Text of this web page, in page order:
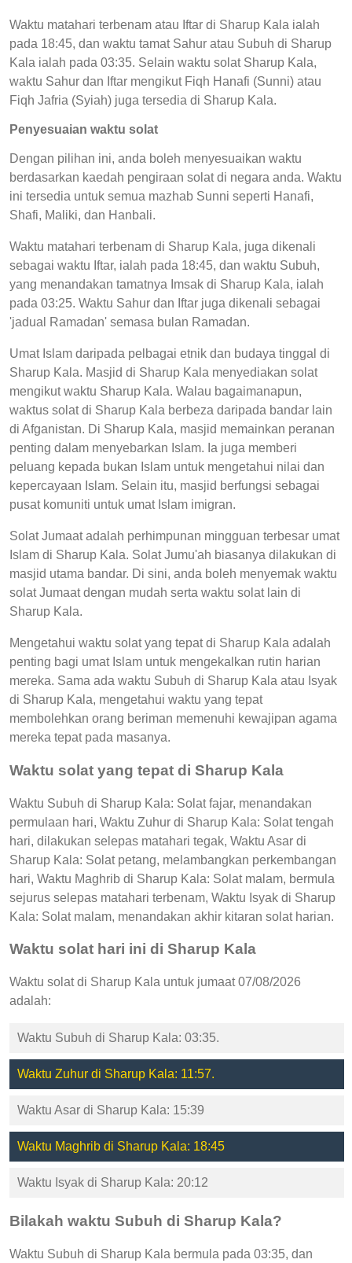
Waktu matahari terbenam atau Iftar di Sharup Kala ialah
pada 18:45, dan waktu tamat Sahur atau Subuh di Sharup
Kala ialah pada 03:35. Selain waktu solat Sharup Kala,
waktu Sahur dan Iftar mengikut Fiqh Hanafi (Sunni) atau
Fiqh Jafria (Syiah) juga tersedia di Sharup Kala.
Penyesuaian waktu solat
Dengan pilihan ini, anda boleh menyesuaikan waktu
berdasarkan kaedah pengiraan solat di negara anda. Waktu
ini tersedia untuk semua mazhab Sunni seperti Hanafi,
Shafi, Maliki, dan Hanbali.
Waktu matahari terbenam di Sharup Kala, juga dikenali
sebagai waktu Iftar, ialah pada 18:45, dan waktu Subuh,
yang menandakan tamatnya Imsak di Sharup Kala, ialah
pada 03:25. Waktu Sahur dan Iftar juga dikenali sebagai
'jadual Ramadan' semasa bulan Ramadan.
Umat Islam daripada pelbagai etnik dan budaya tinggal di
Sharup Kala. Masjid di Sharup Kala menyediakan solat
mengikut waktu Sharup Kala. Walau bagaimanapun,
waktus solat di Sharup Kala berbeza daripada bandar lain
di Afganistan. Di Sharup Kala, masjid memainkan peranan
penting dalam menyebarkan Islam. Ia juga memberi
peluang kepada bukan Islam untuk mengetahui nilai dan
kepercayaan Islam. Selain itu, masjid berfungsi sebagai
pusat komuniti untuk umat Islam imigran.
Solat Jumaat adalah perhimpunan mingguan terbesar umat
Islam di Sharup Kala. Solat Jumu'ah biasanya dilakukan di
masjid utama bandar. Di sini, anda boleh menyemak waktu
solat Jumaat dengan mudah serta waktu solat lain di
Sharup Kala.
Mengetahui waktu solat yang tepat di Sharup Kala adalah
penting bagi umat Islam untuk mengekalkan rutin harian
mereka. Sama ada waktu Subuh di Sharup Kala atau Isyak
di Sharup Kala, mengetahui waktu yang tepat
membolehkan orang beriman memenuhi kewajipan agama
mereka tepat pada masanya.
Waktu solat yang tepat di Sharup Kala
Waktu Subuh di Sharup Kala: Solat fajar, menandakan
permulaan hari, Waktu Zuhur di Sharup Kala: Solat tengah
hari, dilakukan selepas matahari tegak, Waktu Asar di
Sharup Kala: Solat petang, melambangkan perkembangan
hari, Waktu Maghrib di Sharup Kala: Solat malam, bermula
sejurus selepas matahari terbenam, Waktu Isyak di Sharup
Kala: Solat malam, menandakan akhir kitaran solat harian.
Waktu solat hari ini di Sharup Kala
Waktu solat di Sharup Kala untuk jumaat 07/08/2026
adalah:
Waktu Subuh di Sharup Kala: 03:35.
Waktu Zuhur di Sharup Kala: 11:57.
Waktu Asar di Sharup Kala: 15:39
Waktu Maghrib di Sharup Kala: 18:45
Waktu Isyak di Sharup Kala: 20:12
Bilakah waktu Subuh di Sharup Kala?
Waktu Subuh di Sharup Kala bermula pada 03:35, dan